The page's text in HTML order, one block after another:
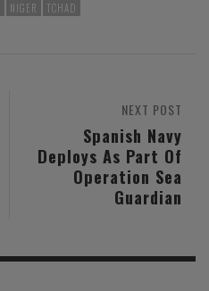
NIGER TCHAD
NEXT POST
Spanish Navy
Deploys As Part Of
Operation Sea
Guardian